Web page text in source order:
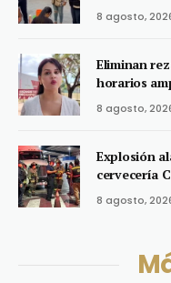
8 agosto,
Eliminan
horarios
8 agosto,
Explosión
cervecería
8 agosto,